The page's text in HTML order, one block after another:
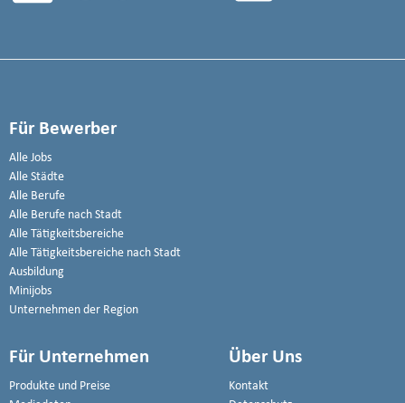
Für Bewerber
Alle Jobs
Alle Städte
Alle Berufe
Alle Berufe nach Stadt
Alle Tätigkeitsbereiche
Alle Tätigkeitsbereiche nach Stadt
Ausbildung
Minijobs
Unternehmen der Region
Für Unternehmen
Produkte und Preise
Über Uns
Kontakt